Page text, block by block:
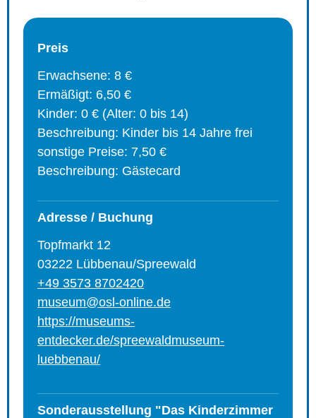
Preis
Erwachsene: 8 €
Ermäßigt: 6,50 €
Kinder: 0 € (Alter: 0 bis 14)
Beschreibung: Kinder bis 14 Jahre frei
sonstige Preise: 7,50 €
Beschreibung: Gästecard
Adresse / Buchung
Topfmarkt 12
03222 Lübbenau/Spreewald
+49 3573 8702420
museum@osl-online.de
https://museums-
entdecker.de/spreewaldmuseum-
luebbenau/
Sonderausstellung "Das Kinderzimmer